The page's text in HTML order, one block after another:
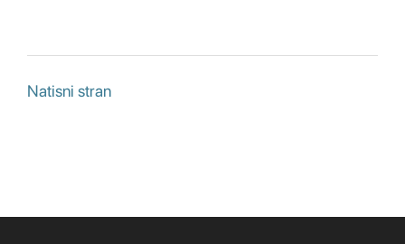
Natisni stran